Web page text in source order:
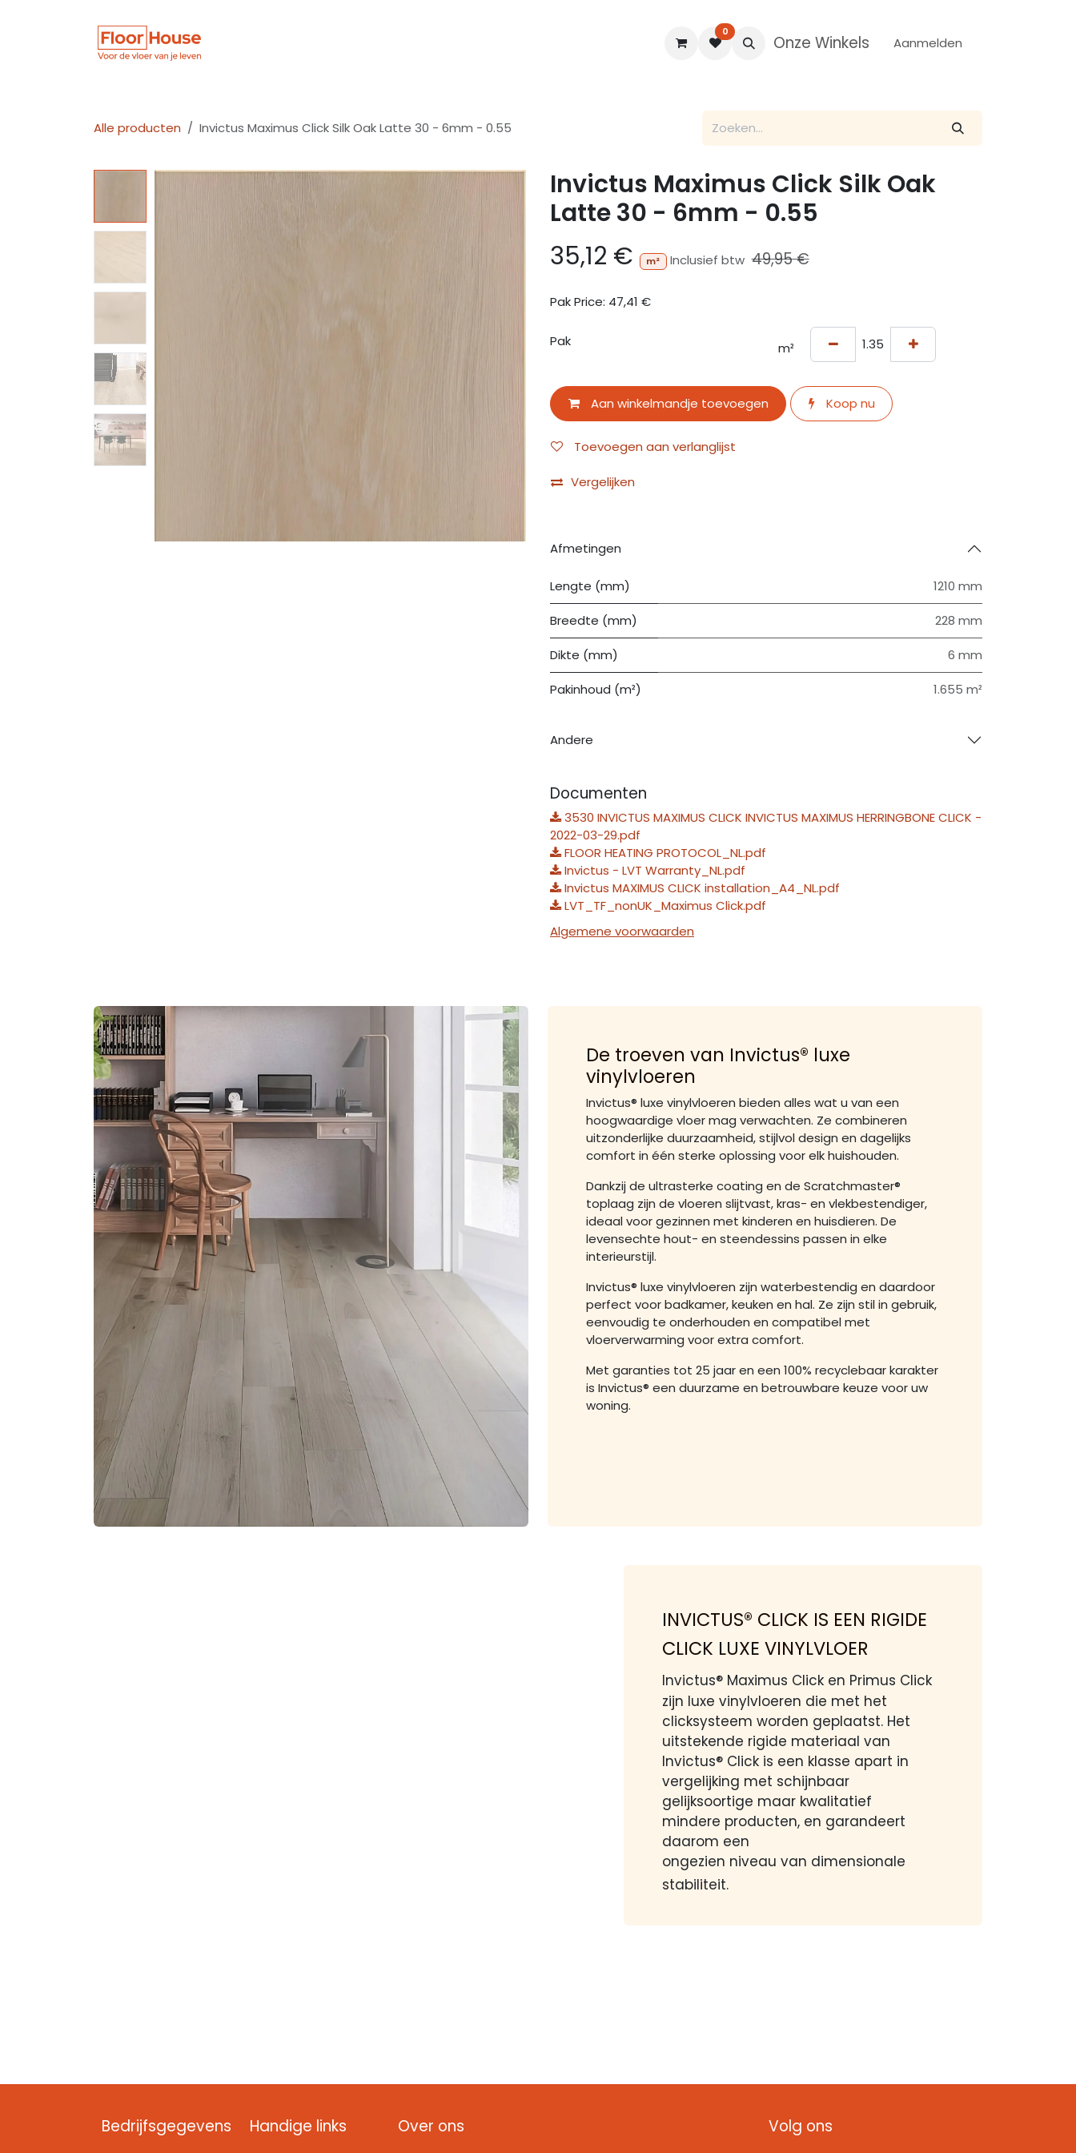
Blogs
0
Onze Winkels Aanmelden
Alle producten Invictus Maximus Click Silk Oak Latte 30 - 6mm - 0.55
Invictus Maximus Click Silk Oak
Latte 30 - 6mm - 0.55
35,12 € m² Inclusief btw 49,95€
Pak Price: 47,41 €
Pak m²
Aan winkelmandje toevoegen Koop nu
Toevoegen aan verlanglijst
Vergelijken
Afmetingen
Lengte (mm) 1210 mm
Breedte (mm) 228 mm
Dikte (mm) 6 mm
Pakinhoud (m²) 1.655 m²
Andere
Documenten
3530 INVICTUS MAXIMUS CLICK INVICTUS MAXIMUS HERRINGBONE CLICK -
2022-03-29.pdf
FLOOR HEATING PROTOCOL_NL.pdf
Invictus - LVT Warranty_NL.pdf
Invictus MAXIMUS CLICK installation_A4_NL.pdf
LVT_TF_nonUK_Maximus Click.pdf
Algemene voorwaarden
De troeven van Invictus® luxe
vinylvloeren
Invictus® luxe vinylvloeren bieden alles wat u van een
hoogwaardige vloer mag verwachten. Ze combineren
uitzonderlijke duurzaamheid, stijlvol design en dagelijks
comfort in één sterke oplossing voor elk huishouden.
Dankzij de ultrasterke coating en de Scratchmaster®
toplaag zijn de vloeren slijtvast, kras- en vlekbestendiger,
ideaal voor gezinnen met kinderen en huisdieren. De
levensechte hout- en steendessins passen in elke
interieurstijl.
Invictus® luxe vinylvloeren zijn waterbestendig en daardoor
perfect voor badkamer, keuken en hal. Ze zijn stil in gebruik,
eenvoudig te onderhouden en compatibel met
vloerverwarming voor extra comfort.
Met garanties tot 25 jaar en een 100% recyclebaar karakter
is Invictus® een duurzame en betrouwbare keuze voor uw
woning.
INVICTUS® CLICK IS EEN RIGIDE
CLICK LUXE VINYLVLOER
Invictus® Maximus Click en Primus Click
zijn luxe vinylvloeren die met het
clicksysteem worden geplaatst. Het
uitstekende rigide materiaal van
Invictus® Click is een klasse apart in
vergelijking met schijnbaar
gelijksoortige maar kwalitatief
mindere producten, en garandeert
daarom een
ongezien niveau van dimensionale
stabiliteit.
Volg ons
Over ons
Handige links
Bedrijfsgegevens